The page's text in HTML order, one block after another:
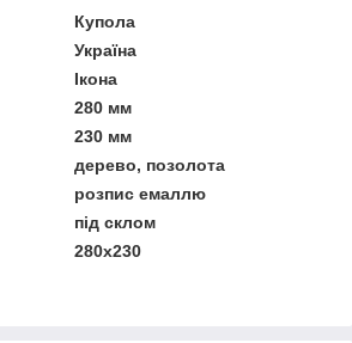
Купола
Україна
Ікона
280 мм
230 мм
дерево, позолота
розпис емаллю
під склом
280х230